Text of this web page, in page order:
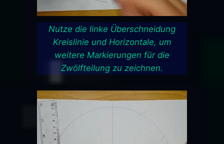
Nutze die linke Überschneidung
Kreislinie und Horizontale, um
weitere Markierungen für die
Zwölfteilung zu zeichnen.